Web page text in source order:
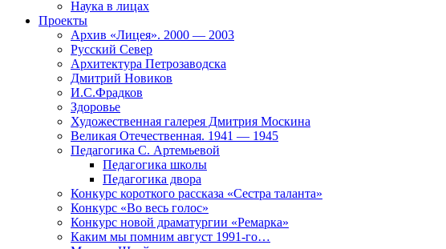
Наука в лицах
Проекты
Архив «Лицея». 2000 — 2003
Русский Север
Архитектура Петрозаводска
Дмитрий Новиков
И.С.Фрадков
Здоровье
Художественная галерея Дмитрия Москина
Великая Отечественная. 1941 — 1945
Педагогика С. Артемьевой
Педагогика школы
Педагогика двора
Конкурс короткого рассказа «Сестра таланта»
Конкурс «Во весь голос»
Конкурс новой драматургии «Ремарка»
Каким мы помним август 1991-го…